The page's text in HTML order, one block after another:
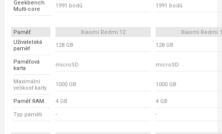
Geekbench
Multi-core
1991 bodů 1991 bodů
Paměť Xiaomi Redmi 12
Xiaomi Redmi
Uživatelská
paměť
128 GB 128 GB
Paměťová
karta
microSD microSD
Maximální
velikost karty
1000 GB 1000 GB
Paměť RAM 4 GB 4 GB
Typ paměti - -